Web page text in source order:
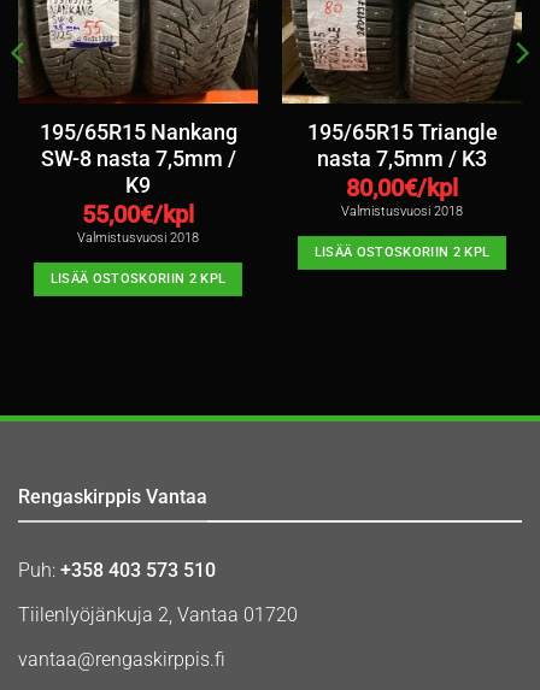
195/65R15 Nankang
SW-8 nasta 7,5mm /
K9
55,00€/kpl
Valmistusvuosi 2018
LISÄÄ OSTOSKORIIN 2 KPL
195/65R15 Triangle
nasta 7,5mm / K3
80,00€/kpl
Valmistusvuosi 2018
LISÄÄ OSTOSKORIIN 2 KPL
Rengaskirppis Vantaa
Puh: +358 403 573 510
Tiilenlyöjänkuja 2, Vantaa 01720
vantaa@rengaskirppis.fi